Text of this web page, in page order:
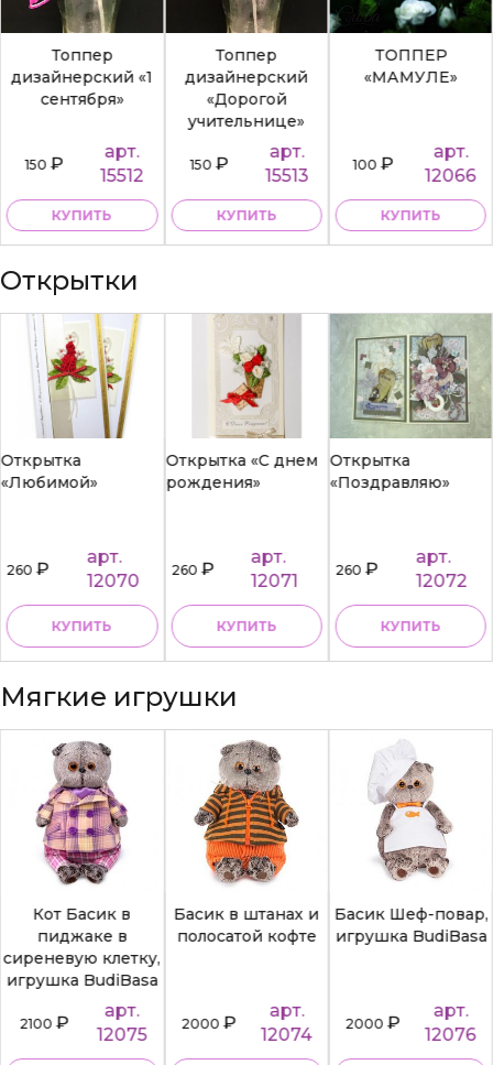
Топпер
дизайнерский «1
сентября»
150₽
арт.
15512
КУПИТЬ
Топпер
дизайнерский
«Дорогой
учительнице»
150₽
арт.
15513
КУПИТЬ
ТОППЕР
«МАМУЛЕ»
100₽
арт.
12066
КУПИТЬ
Открытки
Открытка
«Любимой»
260₽
арт.
12070
КУПИТЬ
Открытка «С днем
рождения»
260₽
арт.
12071
КУПИТЬ
Открытка
«Поздравляю»
260₽
арт.
12072
КУПИТЬ
Мягкие игрушки
Кот Басик в
пиджаке в
сиреневую клетку,
игрушка BudiBasa
2100₽
арт.
12075
Басик в штанах и
полосатой кофте
2000₽
арт.
12074
Басик Шеф-повар,
игрушка BudiBasa
2000₽
арт.
12076